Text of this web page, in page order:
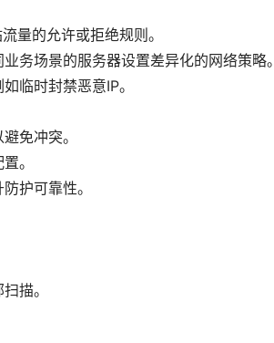
量的允许或拒绝规则。
务场景的服务器设置差异化的网络策略。
临时封禁恶意IP。
免冲突。
。
护可靠性。
描。